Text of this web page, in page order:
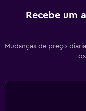
Recebe um
Mudanças de preço